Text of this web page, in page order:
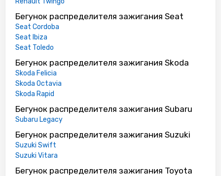
Бегунок распределителя зажигания Seat
Seat Cordoba
Seat Ibiza
Seat Toledo
Бегунок распределителя зажигания Skoda
Skoda Felicia
Skoda Octavia
Skoda Rapid
Бегунок распределителя зажигания Subaru
Subaru Legacy
Бегунок распределителя зажигания Suzuki
Suzuki Swift
Suzuki Vitara
Бегунок распределителя зажигания Toyota